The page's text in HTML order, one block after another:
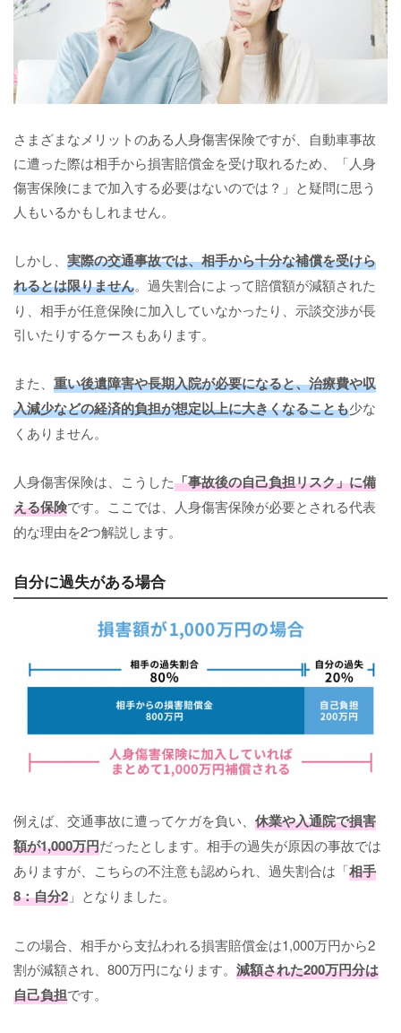
さまざまなメリットのある人身傷害保険ですが、自動車事故
に遭った際は相手から損害賠償金を受け取れるため、「人身
傷害保険にまで加入する必要はないのでは？」と疑問に思う
人もいるかもしれません。
しかし、 実際の交通事故では、相手から十分な補償を受けら
れるとは限りません。過失割合によって賠償額が減額された
り、相手が任意保険に加入していなかったり、示談交渉が長
引いたりするケースもあります。
また、 重い後遺障害や長期入院が必要になると、治療費や収
入減少などの経済的負担が想定以上に大きくなることも少な
くありません。
人身傷害保険は、こうした「事故後の自己負担リスク」に備
える保険です。ここでは、人身傷害保険が必要とされる代表
的な理由を2つ解説します。
自分に過失がある場合
例えば、交通事故に遭ってケガを負い、 休業や入通院で損害
額が1,000万円だったとします。相手の過失が原因の事故では
ありますが、こちらの不注意も認められ、過失割合は「相手
8：自分2 」となりました。
この場合、相手から支払われる損害賠償金は1,000万円から2
割が減額され、800万円になります。 減額された200万円分は
自己負担です。